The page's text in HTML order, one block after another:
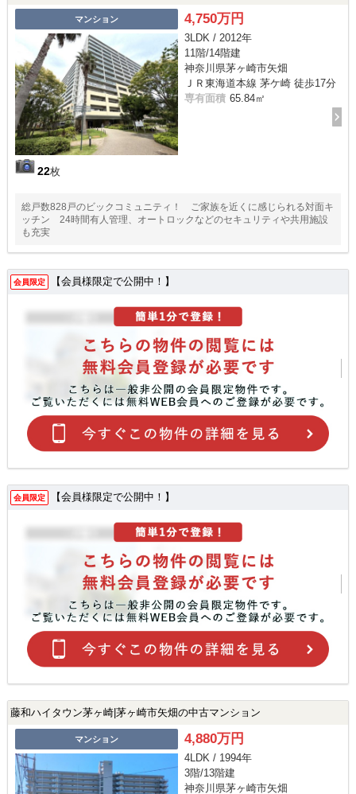
マンション
22枚
4,750万円
3LDK / 2012年
11階/14階建
神奈川県茅ヶ崎市矢畑
ＪＲ東海道本線 茅ケ崎 徒歩17分
専有面積 65.84㎡
総戸数828戸のビックコミュニティ！ ご家族を近くに感じられる対面キ
ッチン 24時間有人管理、オートロックなどのセキュリティや共用施設
も充実
会員限定 【会員様限定で公開中！】
会員限定 【会員様限定で公開中！】
藤和ハイタウン茅ヶ崎|茅ヶ崎市矢畑の中古マンション
マンション 4,880万円
4LDK / 1994年
3階/13階建
神奈川県茅ヶ崎市矢畑